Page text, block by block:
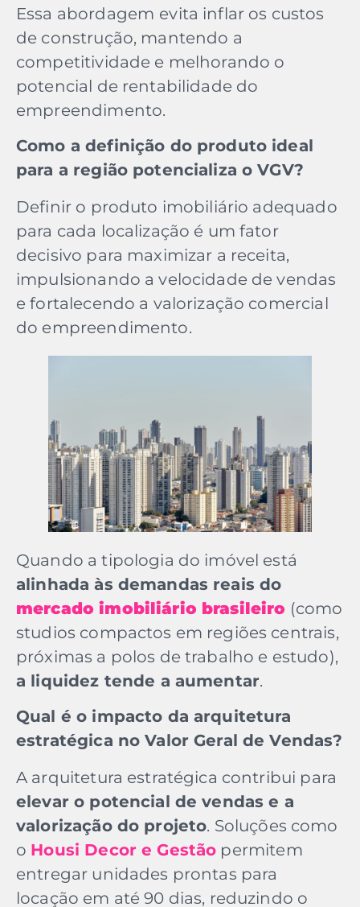
Essa abordagem evita inflar os custos
de construção, mantendo a
competitividade e melhorando o
potencial de rentabilidade do
empreendimento.
Como a definição do produto ideal
para a região potencializa o VGV?
Definir o produto imobiliário adequado
para cada localização é um fator
decisivo para maximizar a receita,
impulsionando a velocidade de vendas
e fortalecendo a valorização comercial
do empreendimento.
Quando a tipologia do imóvel está
alinhada às demandas reais do
mercado imobiliário brasileiro (como
studios compactos em regiões centrais,
próximas a polos de trabalho e estudo),
a liquidez tende a aumentar.
Qual é o impacto da arquitetura
estratégica no Valor Geral de Vendas?
A arquitetura estratégica contribui para
elevar o potencial de vendas e a
valorização do projeto. Soluções como
o Housi Decor e Gestão permitem
entregar unidades prontas para
locação em até 90 dias, reduzindo o